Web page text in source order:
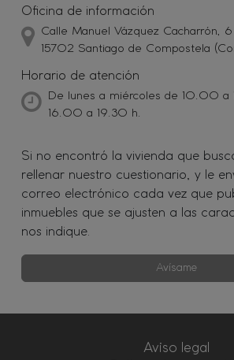
Oficina de información
Calle Manuel Vázquez Cacharrón,
15702 Santiago de Compostela
Horario de atención
De lunes a miércoles de 10.00 a
16.00 a 19.30 h.
Si no encontró la vivienda que
rellenar nuestro cuestionario, y le
correo electrónico cada vez que
inmuebles que se ajusten a las
nos indique.
Avísame
Aviso legal